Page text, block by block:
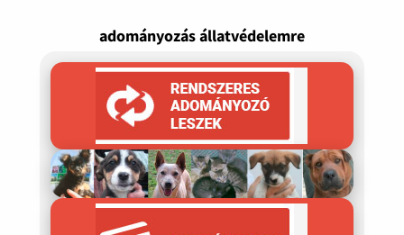
adományozás állatvédelemre